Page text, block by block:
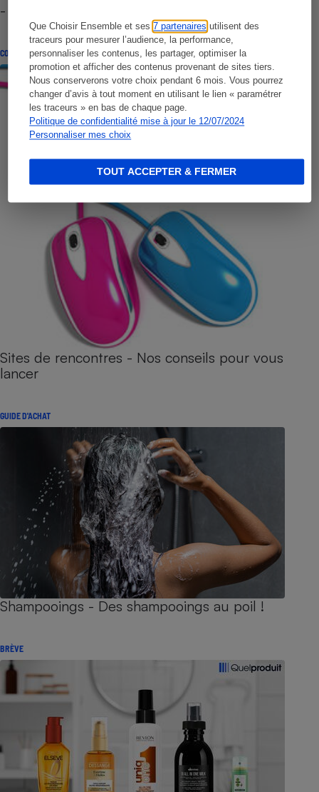
Que Choisir Ensemble et ses7 partenaires utilisent des
traceurs pour mesurer l’audience, la performance,
personnaliser les contenus, les partager, optimiser la
promotion et afficher des contenus provenant de sites tiers.
Nous conserverons votre choix pendant 6 mois. Vous pourrez
changer d’avis à tout moment en utilisant le lien « paramétrer
les traceurs » en bas de chaque page.
Politique de confidentialité mise à jour le 12/07/2024
Personnaliser mes choix
TOUT ACCEPTER & FERMER
- Premières impressions
CONSEILS
Sites de rencontres - Nos conseils pour vous
lancer
GUIDE D'ACHAT
Shampooings - Des shampooings au poil !
BRÈVE